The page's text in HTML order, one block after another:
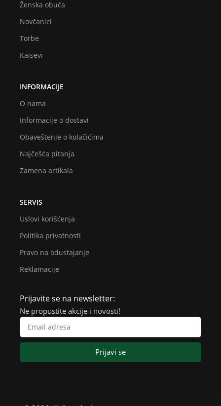
Ženska obuća
Novčanici
Torbe
Kaisevi
INFORMACIJE
O nama
Informacije o dostavi
Obaveštenje o kolačićima
Najčešća pitanja
Zamena artikala
SERVIS
Uslovi korišćenja
Politika privatnosti
Pravo na odustajanje
Reklamacije
Prijavite se na newsletter:
Ne propustite akcije i novosti!
Prijavi se